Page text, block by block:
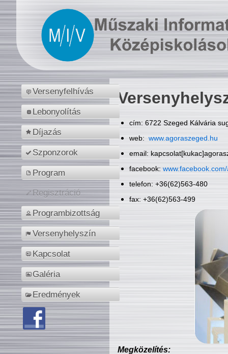
Versenyfelhívás
Lebonyolítás
Díjazás
Szponzorok
Program
Regisztráció
Programbizottság
Versenyhelyszín
Kapcsolat
Galéria
Eredmények
cím: 6722 Szeged Kálvária
web: www.agoraszeged.hu
email:
facebook:
telefon: +36(62)563-480
fax: +36(62)563-499
Megközelítés: